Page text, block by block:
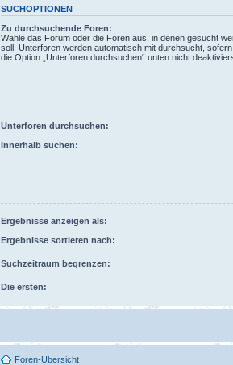
SUCHOPTIONEN
Zu durchsuchende Foren:
Wähle das Forum oder die Foren aus, in denen gesucht
soll. Unterforen werden automatisch mit durchsucht,
die Option „Unterforen durchsuchen“ unten nicht
Unterforen durchsuchen:
Innerhalb suchen:
Ergebnisse anzeigen als:
Ergebnisse sortieren nach:
Suchzeitraum begrenzen:
Die ersten:
Foren-Übersicht